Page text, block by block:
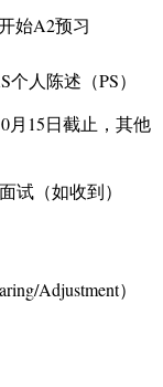
始A2预习
人陈述（PS）
月15日截止，其他
试（如收到）
Adjustment）